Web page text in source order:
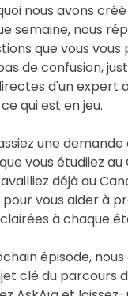
nous avons
semaine, nous
que vous vous
de confusion,
d'un expert
qui est en jeu.
une demande
vous étudiiez au
déjà au
vous aider à
à chaque
épisode,
clé du parcours